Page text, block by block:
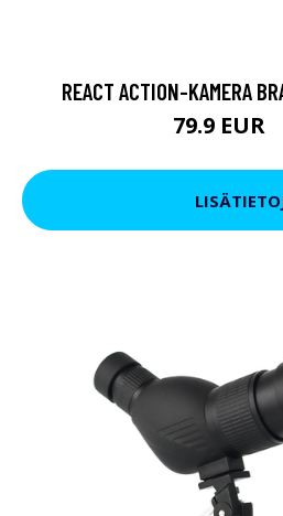
REACT ACTION-KAMERA
79.9 EUR